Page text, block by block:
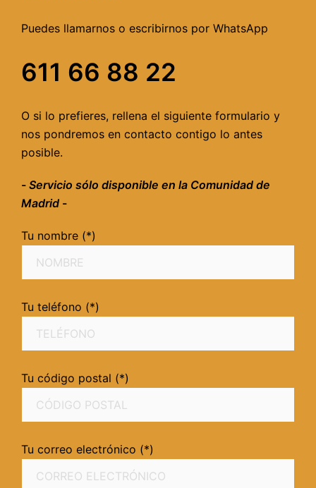
Puedes llamarnos o escribirnos por WhatsApp
611 66 88 22
O si lo prefieres, rellena el siguiente formulario y
nos pondremos en contacto contigo lo antes
posible.
- Servicio sólo disponible en la Comunidad de
Madrid -
Tu nombre (*)
Tu teléfono (*)
Tu código postal (*)
Tu correo electrónico (*)